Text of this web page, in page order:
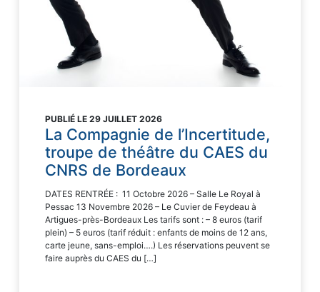
PUBLIÉ LE 29 JUILLET 2026
La Compagnie de l’Incertitude,
troupe de théâtre du CAES du
CNRS de Bordeaux
DATES RENTRÉE : 11 Octobre 2026 – Salle Le Royal à
Pessac 13 Novembre 2026 – Le Cuvier de Feydeau à
Artigues-près-Bordeaux Les tarifs sont : – 8 euros (tarif
plein) – 5 euros (tarif réduit : enfants de moins de 12 ans,
carte jeune, sans-emploi….) Les réservations peuvent se
faire auprès du CAES du […]